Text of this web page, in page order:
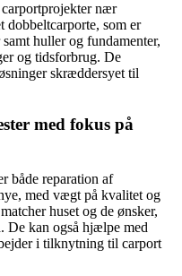
carportprojekter nær
dobbeltcarporte, som er
huller og fundamenter,
og tidsforbrug. De
skræddersyet til
med fokus på
både reparation af
med vægt på kvalitet og
huset og de ønsker,
De kan også hjælpe med
i tilknytning til carport